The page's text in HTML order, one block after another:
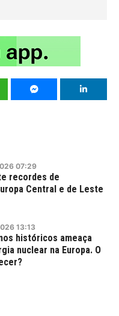
07:29
recordes de
Central e de Leste
13:13
históricos ameaça
nuclear na Europa. O